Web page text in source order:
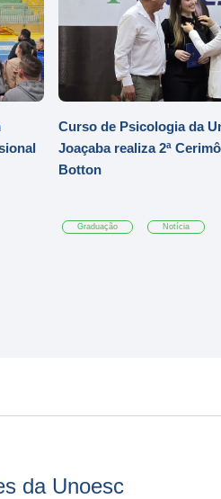
Curso de Psicologia da
Joaçaba realiza 2ª
Botton
Graduação Notícia
da Unoesc